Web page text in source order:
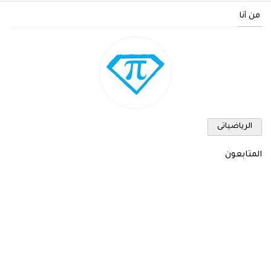
من أنا
الرياضياتى
المتابعون